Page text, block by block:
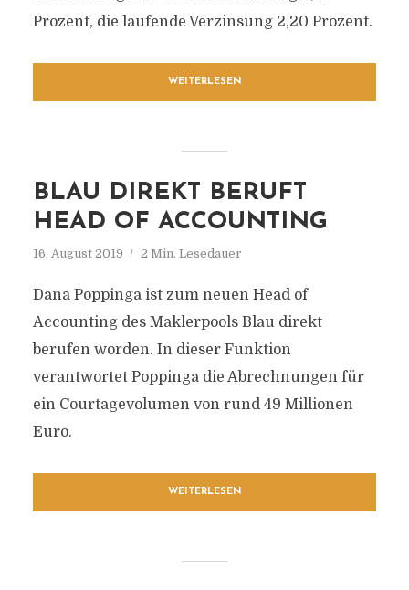
Prozent, die laufende Verzinsung 2,20 Prozent.
WEITERLESEN
BLAU DIREKT BERUFT
HEAD OF ACCOUNTING
16. August 2019 2 Min. Lesedauer
Dana Poppinga ist zum neuen Head of
Accounting des Maklerpools Blau direkt
berufen worden. In dieser Funktion
verantwortet Poppinga die Abrechnungen für
ein Courtagevolumen von rund 49 Millionen
Euro.
WEITERLESEN